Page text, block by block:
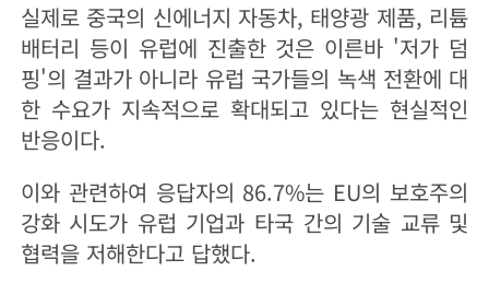
실제로 중국의 신에너지 자동차, 태양광 제품, 리튬
배터리 등이 유럽에 진출한 것은 이른바 '저가 덤
핑'의 결과가 아니라 유럽 국가들의 녹색 전환에 대
한 수요가 지속적으로 확대되고 있다는 현실적인
반응이다.
이와 관련하여 응답자의 86.7%는 EU의 보호주의
강화 시도가 유럽 기업과 타국 간의 기술 교류 및
협력을 저해한다고 답했다.